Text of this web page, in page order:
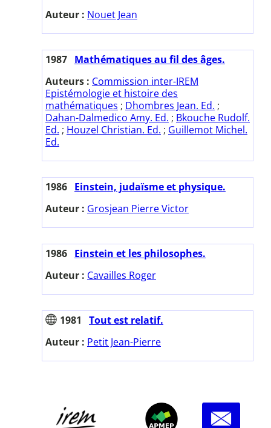
Auteur : Nouet Jean
1987 Mathématiques au fil des âges.
Auteurs : Commission inter-IREM
Epistémologie et histoire des
mathématiques ; Dhombres Jean. Ed. ;
Dahan-Dalmedico Amy. Ed. ; Bkouche Rudolf.
Ed. ; Houzel Christian. Ed. ; Guillemot Michel.
Ed.
1986 Einstein, judaïsme et physique.
Auteur : Grosjean Pierre Victor
1986 Einstein et les philosophes.
Auteur : Cavailles Roger
1981
Tout est relatif.
Auteur : Petit Jean-Pierre